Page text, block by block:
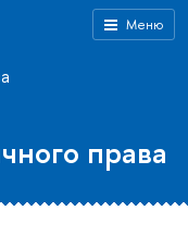
Меню
права